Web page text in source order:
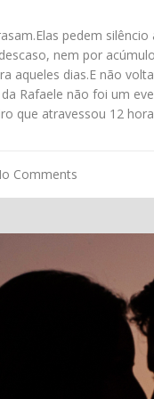
pedem
nem por
aqueles dias.E não
Rafaele não foi um
que atravessou 12
Comments